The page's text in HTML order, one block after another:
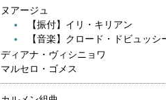
ヌアージュ
【振付】イリ・キリアン
【音楽】クロード・ドビュッシ
ディアナ・ヴィシニョワ
マルセロ・ゴメス